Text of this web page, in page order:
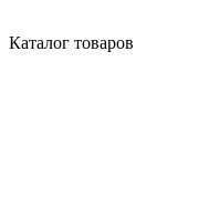
Каталог товаров